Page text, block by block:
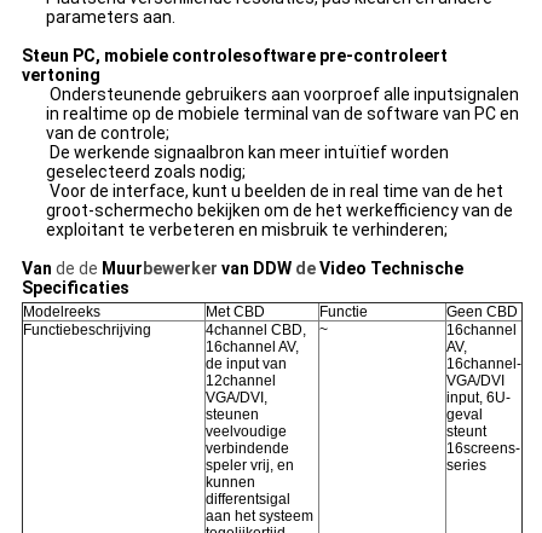
parameters aan.
Steun PC, mobiele controlesoftware pre-controleert
vertoning
Ondersteunende gebruikers aan voorproef alle inputsignalen
in realtime op de mobiele terminal van de software van PC en
van de controle;
De werkende signaalbron kan meer intuïtief worden
geselecteerd zoals nodig;
Voor de interface, kunt u beelden de in real time van de het
groot-schermecho bekijken om de het werkefficiency van de
exploitant te verbeteren en misbruik te verhinderen;
Van de de Muurbewerker van DDW deVideo Technische
Specificaties
Modelreeks Met CBD Functie
Geen CBD
Functiebeschrijving
4channel CBD,
16channel AV,
de input van
12channel
VGA/DVI,
steunen
veelvoudige
verbindende
speler vrij, en
kunnen
differentsigal
aan het systeem
~
16channel
AV,
16channel-
VGA/DVI
input, 6U-
geval
steunt
16screens-
series